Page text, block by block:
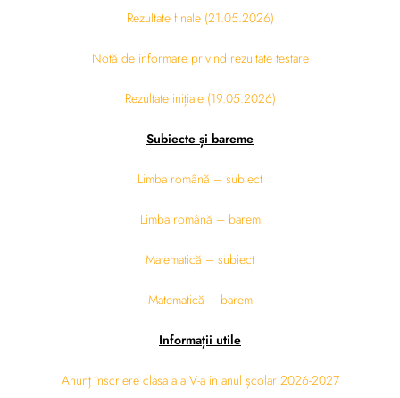
Rezultate finale (21.05.2026)
Notă de informare privind rezultate testare
Rezultate inițiale (19.05.2026)
Subiecte și bareme
Limba română – subiect
Limba română – barem
Matematică – subiect
Matematică – barem
Informații utile
Anunț înscriere clasa a a V-a în anul școlar 2026-2027